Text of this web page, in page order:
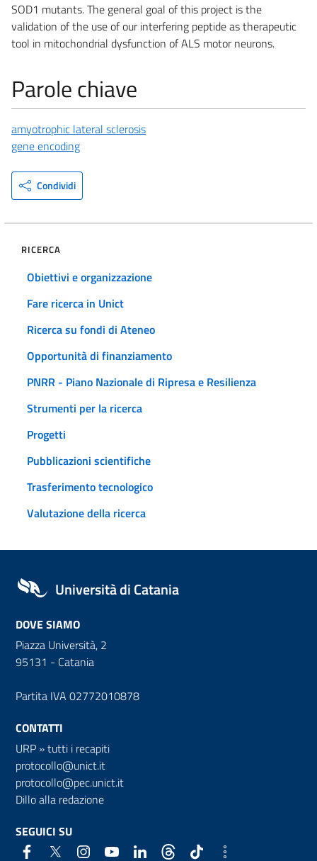
SOD1 mutants. The general goal of this project is the
validation of the use of our interfering peptide as therapeutic
tool in mitochondrial dysfunction of ALS motor neurons.
Parole chiave
amyotrophic lateral sclerosis
gene encoding
Condividi
RICERCA
Obiettivi e organizzazione
Fare ricerca in Unict
Ricerca su fondi di Ateneo
Opportunità di finanziamento
PNRR - Piano Nazionale di Ripresa e Resilienza
Strumenti per la ricerca
Progetti
Pubblicazioni scientifiche
Trasferimento tecnologico
Valutazione della ricerca
Università di Catania
DOVE SIAMO
Piazza Università, 2
95131 - Catania
Partita IVA 02772010878
CONTATTI
URP »tutti i recapiti
protocollo@unict.it
protocollo@pec.unict.it
Dillo alla redazione
SEGUICI SU